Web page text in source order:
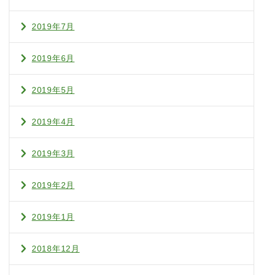
2019年7月
2019年6月
2019年5月
2019年4月
2019年3月
2019年2月
2019年1月
2018年12月